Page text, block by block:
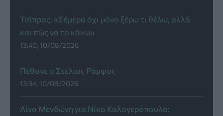
Τσίπρας: «Σήμερα όχι μόνο ξέρω τι θέλω, αλλά
και πώς να το κάνω»
13:40, 10/08/2026
Πέθανε ο Στέλιος Ράμφος
13:34, 10/08/2026
Λίνα Μενδώνη για Νίκο Καλογερόπουλο: